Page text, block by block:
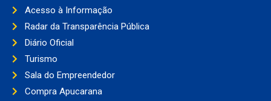
Acesso à Informação
Radar da Transparência Pública
Diário Oficial
Turismo
Sala do Empreendedor
Compra Apucarana